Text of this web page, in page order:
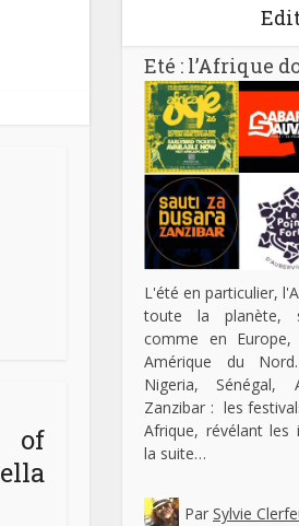
of
Eté : l’Afrique
L'été en particulier,
toute la planète,
comme en
Amérique du
Nigeria, Sénégal,
Zanzibar : les
Afrique, révélant les
la suite…
Par Sylvie